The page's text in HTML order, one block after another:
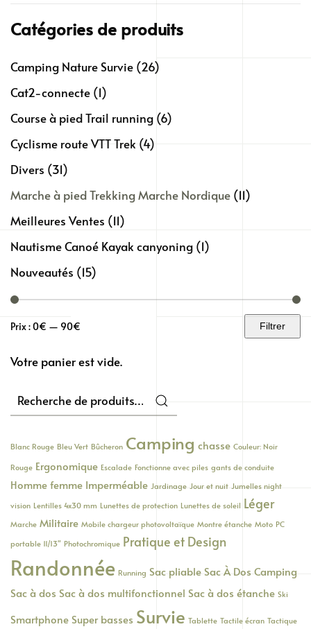
Catégories de produits
Camping Nature Survie (26)
Cat2-connecte (1)
Course à pied Trail running (6)
Cyclisme route VTT Trek (4)
Divers (31)
Marche à pied Trekking Marche Nordique (11)
Meilleures Ventes (11)
Nautisme Canoé Kayak canyoning (1)
Nouveautés (15)
Prix
min
Prix
max
Filtrer
Prix :0€ — 90€
Votre panier est vide.
Recherche
pour :
Blanc Rouge Bleu Vert Bûcheron Camping chasse Couleur: Noir
Rouge Ergonomique Escalade Fonctionne avec piles gants de conduite
Homme femme Imperméable Jardinage Jour et nuit Jumelles night
vision Lentilles 4x30 mm Lunettes de protection Lunettes de soleil Léger
Marche Militaire Mobile chargeur photovoltaïque Montre étanche Moto PC
portable 11/13" Photochromique Pratique et Design
Randonnée Running Sac pliable Sac À Dos Camping
Sac à dos Sac à dos multifonctionnel Sac à dos étanche Ski
Smartphone Super basses Survie Tablette Tactile écran Tactique